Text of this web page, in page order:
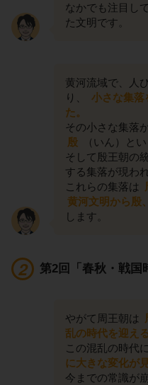
なかでも注目し
た文明です。
黄河流域で、人
り、
小さな集落
た。
その小さな集落
殷
（いん）と
そして殷王朝の
する集落が現わ
これらの集落は
黄河文明から殷
します。
第2回「春秋・戦国
やがて周王朝は
乱の時代を迎え
この混乱の時代
に大きな変化が
今までの常識が